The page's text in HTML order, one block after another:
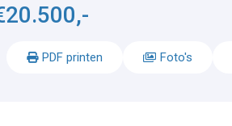
PDF printen Foto's